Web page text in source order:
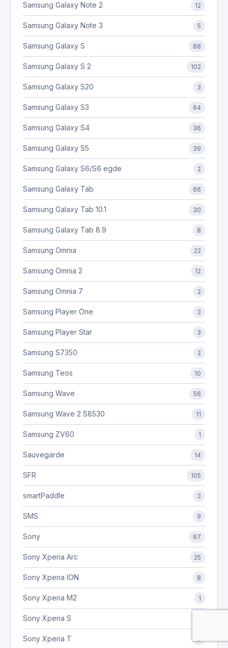
Samsung Galaxy Note 2 12
Samsung Galaxy Note 3 5
Samsung Galaxy S 88
Samsung Galaxy S 2 102
Samsung Galaxy S20 3
Samsung Galaxy S3 64
Samsung Galaxy S4 36
Samsung Galaxy S5 39
Samsung Galaxy S6/S6 egde 2
Samsung Galaxy Tab 66
Samsung Galaxy Tab 10.1 30
Samsung Galaxy Tab 8.9 8
Samsung Omnia 22
Samsung Omnia 2 12
Samsung Omnia 7 2
Samsung Player One 3
Samsung Player Star 3
Samsung S7350 2
Samsung Teos 10
Samsung Wave 56
Samsung Wave 2 S8530 11
Samsung ZV60 1
Sauvegarde 14
SFR 105
smartPaddle 3
SMS 9
Sony 97
Sony Xperia Arc 25
Sony Xperia ION 8
Sony Xperia M2 1
Sony Xperia S
Sony Xperia T